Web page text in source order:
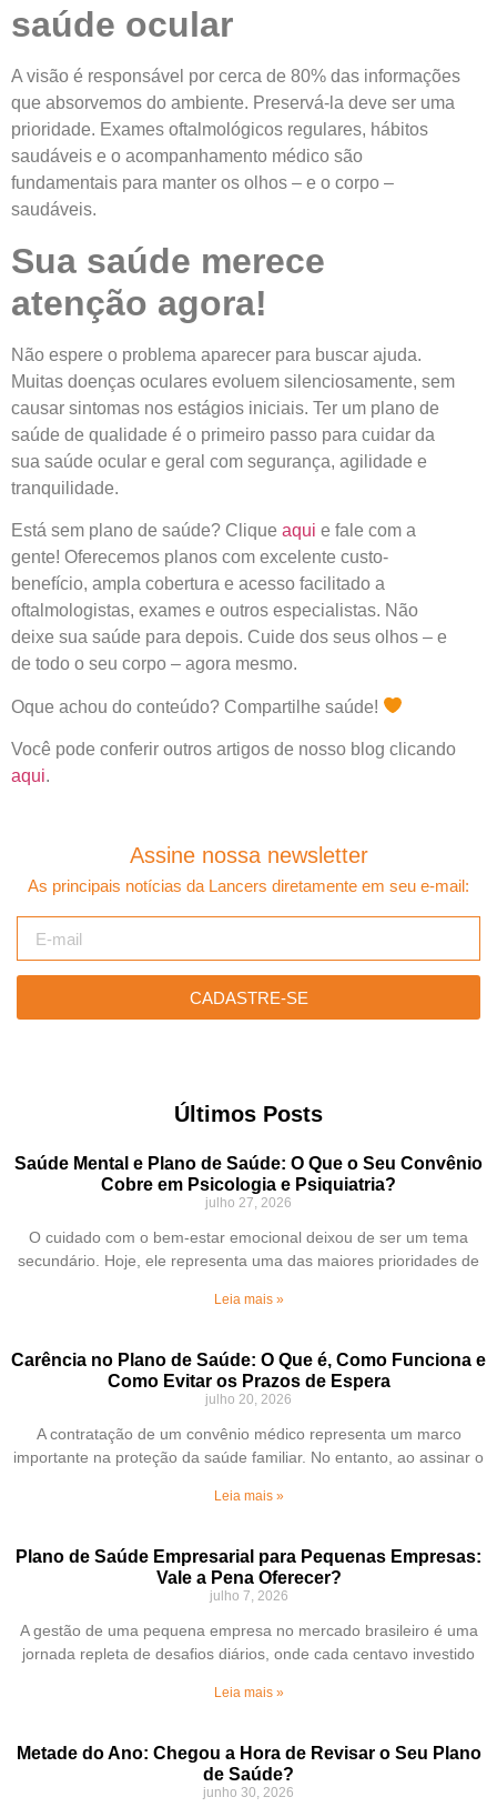
saúde ocular
A visão é responsável por cerca de 80% das informações
que absorvemos do ambiente. Preservá-la deve ser uma
prioridade. Exames oftalmológicos regulares, hábitos
saudáveis e o acompanhamento médico são
fundamentais para manter os olhos – e o corpo –
saudáveis.
Sua saúde merece
atenção agora!
Não espere o problema aparecer para buscar ajuda.
Muitas doenças oculares evoluem silenciosamente, sem
causar sintomas nos estágios iniciais. Ter um plano de
saúde de qualidade é o primeiro passo para cuidar da
sua saúde ocular e geral com segurança, agilidade e
tranquilidade.
Está sem plano de saúde? Clique aqui e fale com a
gente! Oferecemos planos com excelente custo-
benefício, ampla cobertura e acesso facilitado a
oftalmologistas, exames e outros especialistas. Não
deixe sua saúde para depois. Cuide dos seus olhos – e
de todo o seu corpo – agora mesmo.
Oque achou do conteúdo? Compartilhe saúde!
Você pode conferir outros artigos de nosso blog clicando
aqui.
Assine nossa newsletter
As principais notícias da Lancers diretamente em seu e-mail:
CADASTRE-SE
Últimos Posts
Saúde Mental e Plano de Saúde: O Que o Seu Convênio
Cobre em Psicologia e Psiquiatria?
julho 27, 2026
O cuidado com o bem-estar emocional deixou de ser um tema
secundário. Hoje, ele representa uma das maiores prioridades de
Leia mais »
Carência no Plano de Saúde: O Que é, Como Funciona e
Como Evitar os Prazos de Espera
julho 20, 2026
A contratação de um convênio médico representa um marco
importante na proteção da saúde familiar. No entanto, ao assinar o
Leia mais »
Plano de Saúde Empresarial para Pequenas Empresas:
Vale a Pena Oferecer?
julho 7, 2026
A gestão de uma pequena empresa no mercado brasileiro é uma
jornada repleta de desafios diários, onde cada centavo investido
Leia mais »
Metade do Ano: Chegou a Hora de Revisar o Seu Plano
de Saúde?
junho 30, 2026